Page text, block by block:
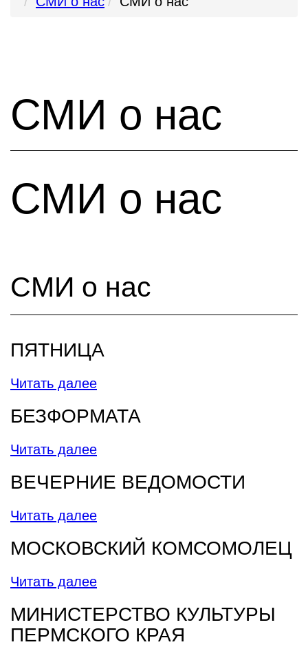
СМИ о нас
СМИ о нас
СМИ о нас
ПЯТНИЦА
Читать далее
БЕЗФОРМАТА
Читать далее
ВЕЧЕРНИЕ ВЕДОМОСТИ
Читать далее
МОСКОВСКИЙ КОМСОМОЛЕЦ
Читать далее
МИНИСТЕРСТВО КУЛЬТУРЫ
ПЕРМСКОГО КРАЯ